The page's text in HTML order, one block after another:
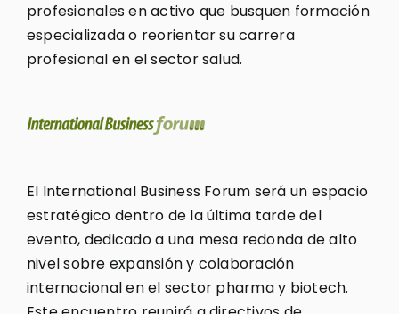
profesionales en activo que busquen formación
especializada o reorientar su carrera
profesional en el sector salud.
El International Business Forum será un espacio
estratégico dentro de la última tarde del
evento, dedicado a una mesa redonda de alto
nivel sobre expansión y colaboración
internacional en el sector pharma y biotech.